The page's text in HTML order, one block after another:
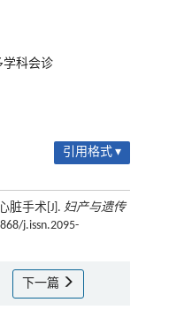
学科会诊
引用格式 ▾
脏手术[J]. 妇产与遗传
j.issn.2095-
下一篇